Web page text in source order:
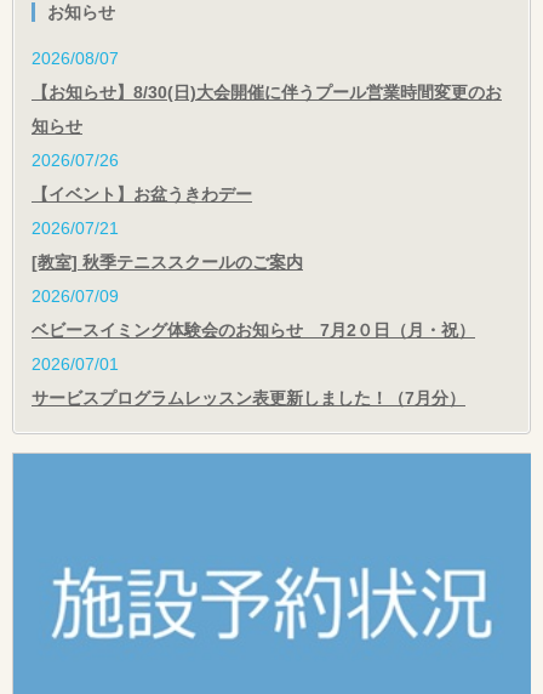
お知らせ
2026/08/07
【お知らせ】8/30(日)大会開催に伴うプール営業時間変更のお
知らせ
2026/07/26
【イベント】お盆うきわデー
2026/07/21
[教室] 秋季テニススクールのご案内
2026/07/09
ベビースイミング体験会のお知らせ 7月2０日（月・祝）
2026/07/01
サービスプログラムレッスン表更新しました！（7月分）